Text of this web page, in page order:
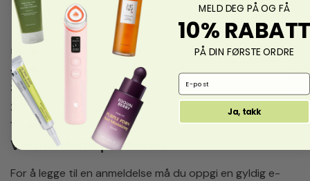
0.0 fra 0 vurderinger
5.0
0
4.0★
0
3.0★
2.0
★
1.0
0
Vurder dette produktet
For å legge til en anmeldelse må du oppgi en gyldig e-
MELD DEG PÅ OG FÅ
10% RABATT
PÅ DIN FØRSTE ORDRE
Email Address
Ja, takk